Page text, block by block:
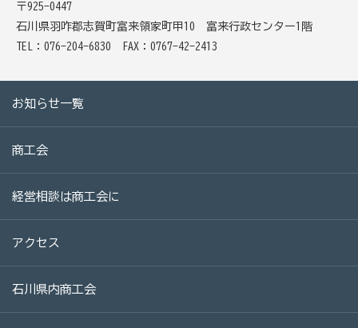
〒925-0447
石川県羽咋郡志賀町富来領家町甲10 富来行政センター1階
TEL：076-204-6830
FAX：0767-42-2413
お知らせ一覧
商工会
経営相談は商工会に
アクセス
石川県内商工会